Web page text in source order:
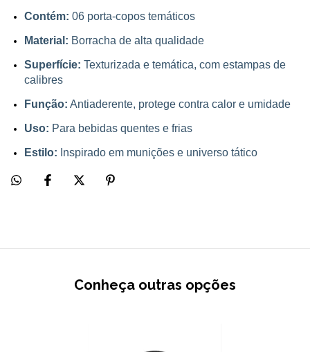
Contém: 06 porta-copos temáticos
Material: Borracha de alta qualidade
Superfície: Texturizada e temática, com estampas de
calibres
Função: Antiaderente, protege contra calor e umidade
Uso: Para bebidas quentes e frias
Estilo: Inspirado em munições e universo tático
Conheça outras opções